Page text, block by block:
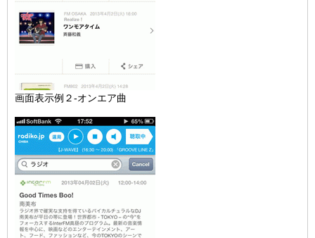
画面表示例２-オンエア曲